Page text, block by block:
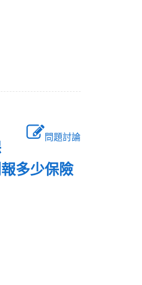
問題討論
多少保險